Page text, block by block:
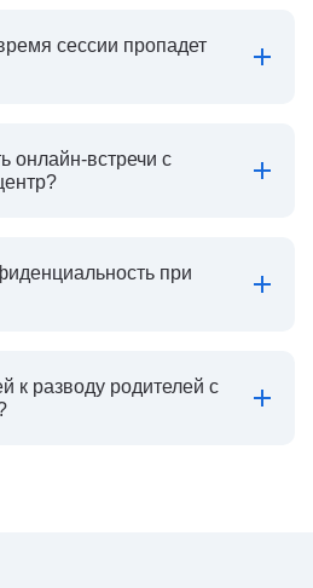
сессии пропадет
онлайн-встречи с
при
к разводу родителей с